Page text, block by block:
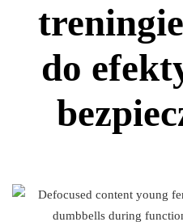
do